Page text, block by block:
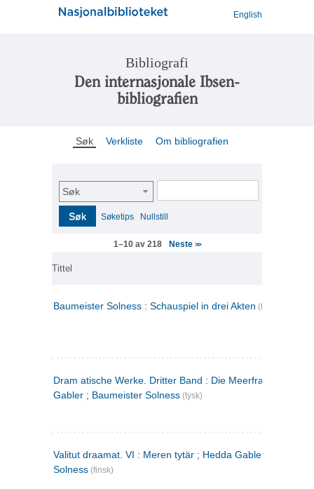
English
Bibliografi
Den internasjonale Ibsen-
bibliografien
Søk Verkliste Om bibliografien
Søk
Søk Søketips Nullstill
1–10 av 218 Neste >>
Tittel
Baumeister Solness : Schauspiel in drei Akten (tysk)
Dram atische Werke. Dritter Band : Die Meerfrau ; Hedda
Gabler ; Baumeister Solness (tysk)
Valitut draamat. VI : Meren tytär ; Hedda Gabler ;
Solness (finsk)